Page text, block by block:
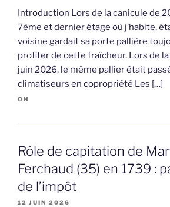
Introduction Lors de la canicule de
7ème et dernier étage où j’habite,
voisine gardait sa porte pallière
profiter de cette fraîcheur. Lors de
juin 2026, le même pallier était
climatiseurs en copropriété Les […]
OH
Rôle de capitation de
Ferchaud (35) en 1739 :
de l’impôt
12 JUIN 2026